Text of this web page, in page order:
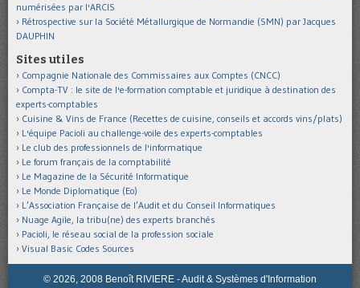
numérisées par l'ARCIS
Rétrospective sur la Société Métallurgique de Normandie (SMN) par Jacques
DAUPHIN
Sites utiles
Compagnie Nationale des Commissaires aux Comptes (CNCC)
Compta-TV : le site de l'e-formation comptable et juridique à destination des
experts-comptables
Cuisine & Vins de France (Recettes de cuisine, conseils et accords vins/plats)
L'équipe Pacioli au challenge-voile des experts-comptables
Le club des professionnels de l'informatique
Le forum français de la comptabilité
Le Magazine de la Sécurité Informatique
Le Monde Diplomatique (Eo)
L’Association Française de l’Audit et du Conseil Informatiques
Nuage Agile, la tribu(ne) des experts branchés
Pacioli, le réseau social de la profession sociale
Visual Basic Codes Sources
© 2026, 2008 Benoît RIVIERE - Audit & Systèmes d'Information